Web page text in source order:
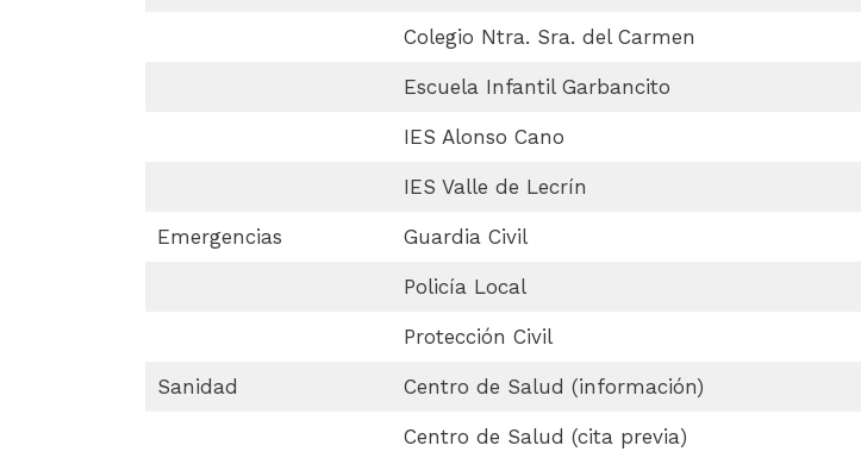
Colegio Ntra. Sra. del Carmen
Escuela Infantil Garbancito
IES Alonso Cano
IES Valle de Lecrín
Emergencias Guardia Civil
Policía Local
Protección Civil
Sanidad Centro de Salud (información)
Centro de Salud (cita previa)